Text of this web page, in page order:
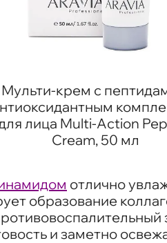
Мульти-крем с
лица Multi-Action
Cream, 50 мл
отлично
образование
и заметно